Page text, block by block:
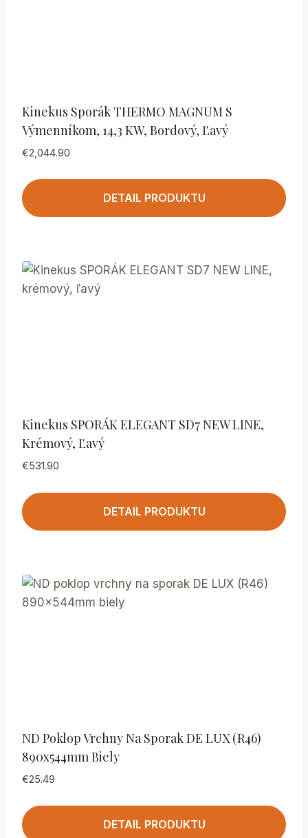
Kinekus Sporák THERMO MAGNUM S
Výmenníkom, 14,3 KW, Bordový, Ľavý
€2,044.90
DETAIL PRODUKTU
Kinekus SPORÁK ELEGANT SD7 NEW LINE,
Krémový, Ľavý
€531.90
DETAIL PRODUKTU
ND Poklop Vrchny Na Sporak DE LUX (R46)
890x544mm Biely
€25.49
DETAIL PRODUKTU